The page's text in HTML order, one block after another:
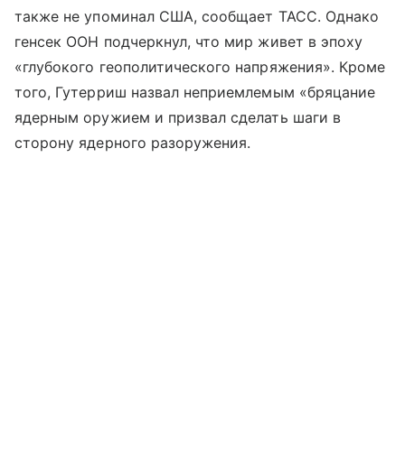
также не упоминал США, сообщает ТАСС. Однако
генсек ООН подчеркнул, что мир живет в эпоху
«глубокого геополитического напряжения». Кроме
того, Гутерриш назвал неприемлемым «бряцание
ядерным оружием и призвал сделать шаги в
сторону ядерного разоружения.